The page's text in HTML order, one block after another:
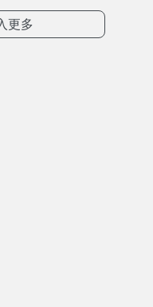
更多